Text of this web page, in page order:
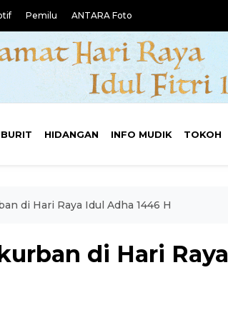
Pemilu ANTARA Foto
HIDANGAN INFO MUDIK TOKOH
di Hari Raya Idul Adha 1446 H
di Hari Raya